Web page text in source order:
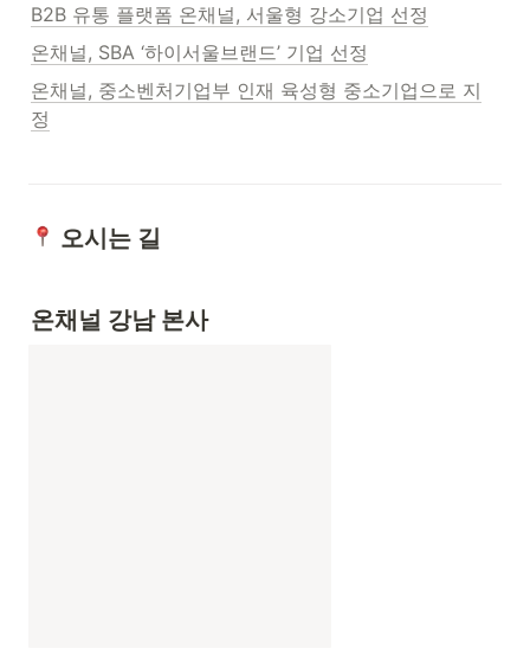
B2B 유통 플랫폼 온채널, 서울형 강소기업 선정
온채널, SBA ‘하이서울브랜드’ 기업 선정
온채널, 중소벤처기업부 인재 육성형 중소기업으로 지
정
오시는 길
온채널 강남 본사